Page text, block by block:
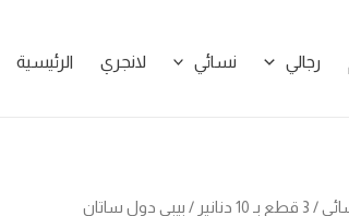
رجالي نسائي لانجري الرئيسية
/ 3 قطع بـ 10 دنانير / بيبي دول ساتان